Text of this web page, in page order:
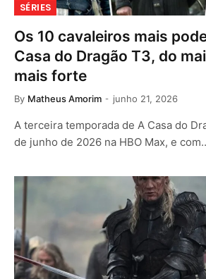
SÉRIES
Os 10 cavaleiros mais
Casa do Dragão T3, do
mais forte
By Matheus Amorim junho 21, 2026
A terceira temporada de A Casa do
de junho de 2026 na HBO Max, e